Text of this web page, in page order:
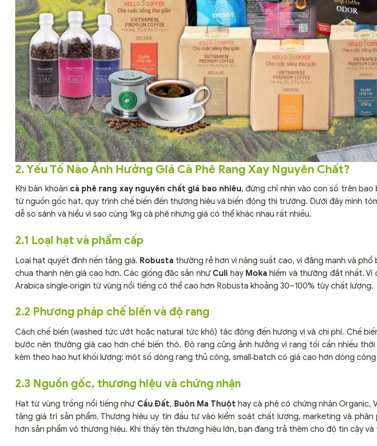
2. Yếu Tố Nào Ảnh Hưởng Giá Cà Phê Rang Xay Nguyên Chất?
Khi băn khoăn cà phê rang xay nguyên chất giá bao nhiêu, đừng chỉ nhìn vào con số trên bao
từ nguồn gốc hạt, quy trình chế biến đến thương hiệu và biến động thị trường. Dưới đây mình
dễ so sánh và hiểu vì sao cùng 1kg cà phê nhưng giá có thể khác nhau rất nhiều.
2.1 Loại hạt và phẩm cấp
Loại hạt quyết định nền tảng giá. Robusta thường rẻ hơn vì năng suất cao, vị đắng mạnh và phổ
chua thanh nên giá cao hơn. Các giống đặc sản như Culi hay Moka hiếm và thường đắt nhất. Ví
Arabica single‑origin từ vùng nổi tiếng có thể cao hơn Robusta khoảng 30–100% tùy chất lượng.
2.2 Phương pháp chế biến và độ rang
Cách chế biến (washed tức ướt hoặc natural tức khô) tác động đến hương vị và chi phí. Chế
bước nên thường giá cao hơn chế biến thô. Độ rang cũng ảnh hưởng vì rang tối cần nhiều
kèm theo hao hụt khối lượng; một số dòng rang thủ công, small‑batch có giá cao hơn dòng
2.3 Nguồn gốc, thương hiệu và chứng nhận
Hạt từ vùng trồng nổi tiếng như Cầu Đất, Buôn Ma Thuột hay cà phê có chứng nhận Organic,
tăng giá trị sản phẩm. Thương hiệu uy tín đầu tư vào kiểm soát chất lượng, marketing và
hơn sản phẩm vô thương hiệu. Khi thấy tên thương hiệu lớn, bạn đang trả thêm cho độ tin cậy và